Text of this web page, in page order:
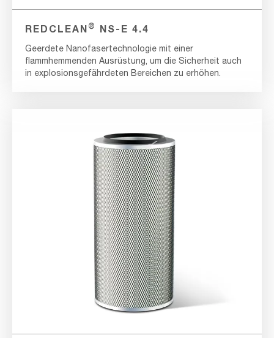
REDCLEAN ® NS-E 4.4
Geerdete Nanofasertechnologie mit einer
flammhemmenden Ausrüstung, um die Sicherheit auch
in explosionsgefährdeten Bereichen zu erhöhen.